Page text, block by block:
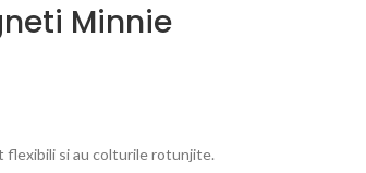
Minnie
flexibili si au colturile rotunjite.